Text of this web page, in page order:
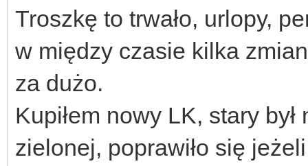
Troszkę to trwało, urlopy,
w między czasie kilka
za dużo.
Kupiłem nowy LK, stary
zielonej, poprawiło się